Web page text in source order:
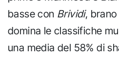
basse con Brividi,
domina le classifiche
una media del 58% di